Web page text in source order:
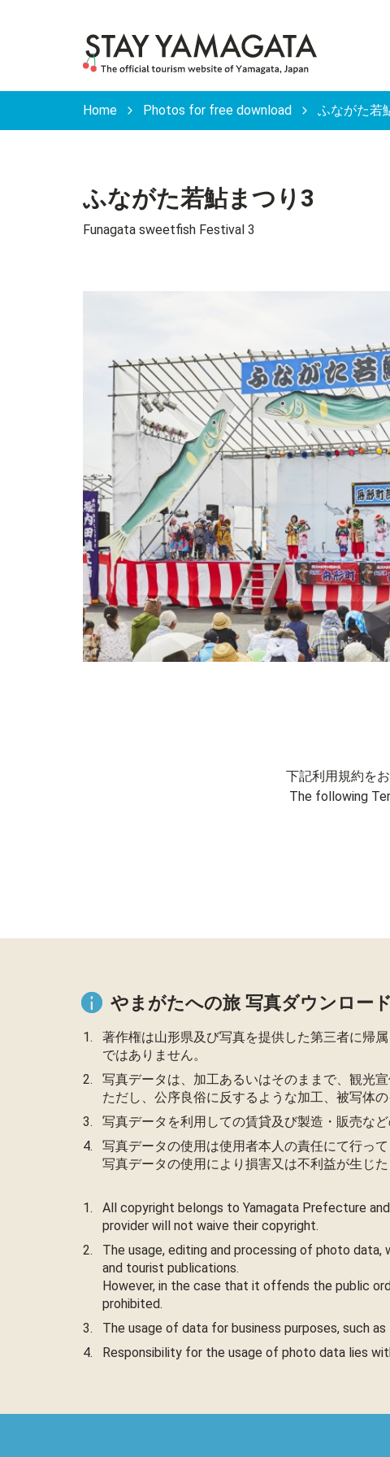
Home Photos for free download ふながた若
ふながた若鮎まつり3
Funagata sweetfish Festival 3
下記利用規約を
The following
やまがたへの旅 写真ダウンロー
著作権は山形県及び写真を提供した第三者に帰
ではありません。
写真データは、加工あるいはそのままで、観光
ただし、公序良俗に反するような加工、被写体
写真データを利用しての賃貸及び製造・販売な
写真データの使用は使用者本人の責任にて行って
写真データの使用により損害又は不利益が生じ
All copyright belongs to Yamagata Prefecture
provider will not waive their copyright.
The usage, editing and processing of photo
and tourist publications.
However, in the case that it offends the public
prohibited.
The usage of data for business purposes, such
Responsibility for the usage of photo data lies